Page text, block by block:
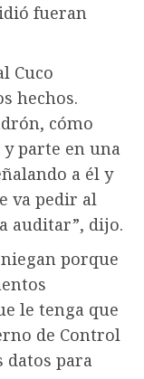
fueran
Cuco
hechos.
cómo
parte en una
a él y
va pedir al
auditar”, dijo.
porque
le tenga que
de Control
datos para